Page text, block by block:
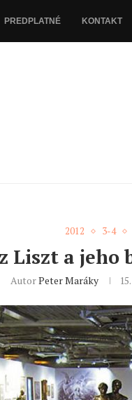
PREDPLATNÉ KONTAKT
2012 3-4
Liszt a
AutorPeter Maráky